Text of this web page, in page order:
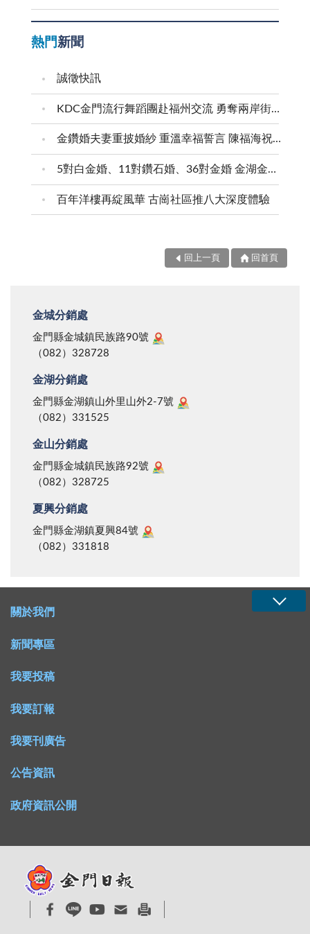
熱門新聞
誠徵快訊
KDC金門流行舞蹈團赴福州交流 勇奪兩岸街舞賽三等獎
金鑽婚夫妻重披婚紗 重溫幸福誓言 陳福海祝福牽手半世紀 情深相守成典範
5對白金婚、11對鑽石婚、36對金婚 金湖金沙夫妻共享榮耀時刻 陳福海表揚金鑽婚夫妻 向半世紀相守家庭典範致敬
百年洋樓再綻風華 古崗社區推八大深度體驗
回上一頁 回首頁
金城分銷處
金門縣金城鎮民族路90號
（082）328728
金湖分銷處
金門縣金湖鎮山外里山外2-7號
（082）331525
金山分銷處
金門縣金城鎮民族路92號
（082）328725
夏興分銷處
金門縣金湖鎮夏興84號
（082）331818
關於我們
新聞專區
我要投稿
我要訂報
我要刊廣告
公告資訊
政府資訊公開